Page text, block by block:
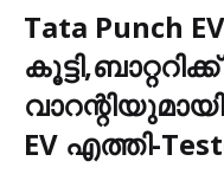
Tata Punch
EV എത്തി-